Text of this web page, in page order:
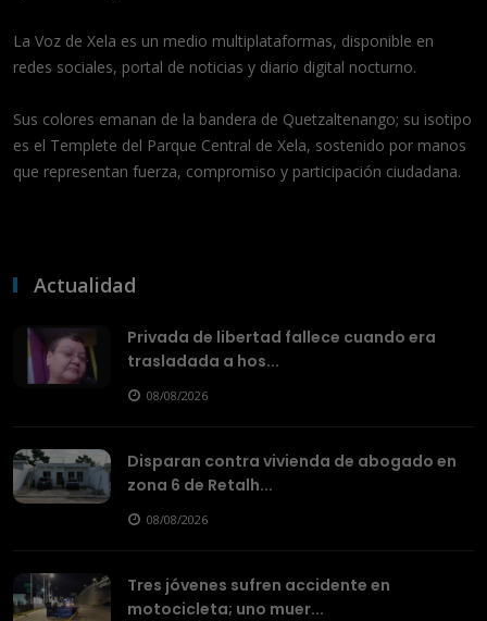
La Voz de Xela es un medio multiplataformas, disponible en
redes sociales, portal de noticias y diario digital nocturno.
Sus colores emanan de la bandera de Quetzaltenango; su isotipo
es el Templete del Parque Central de Xela, sostenido por manos
que representan fuerza, compromiso y participación ciudadana.
Actualidad
Privada de libertad fallece cuando era
trasladada a hos...
08/08/2026
Disparan contra vivienda de abogado en
zona 6 de Retalh...
08/08/2026
Tres jóvenes sufren accidente en
motocicleta; uno muer...